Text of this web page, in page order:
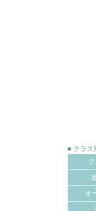
■ クラス
オ